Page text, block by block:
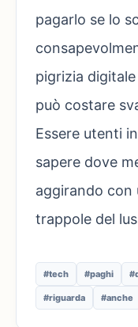
pagarlo se lo
pigrizia
può costare
Essere utenti
sapere dove
aggirando con
trappole del
#tech #paghi
#riguarda #anche